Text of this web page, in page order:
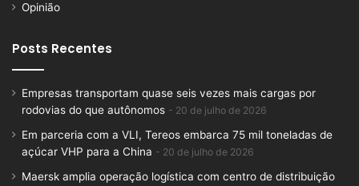
Opinião
Posts Recentes
Empresas transportam quase seis vezes mais cargas por
rodovias do que autônomos
20 de julho de 2026
Em parceria com a VLI, Tereos embarca 75 mil toneladas de
açúcar VHP para a China
20 de julho de 2026
Maersk amplia operação logística com centro de distribuição